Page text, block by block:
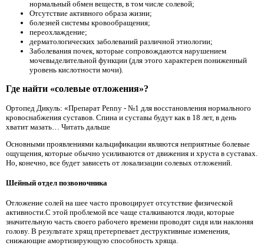
нормальный обмен веществ, в том числе солевой;
Отсутствие активного образа жизни;
болезней системы кровообращения;
переохлаждение;
дерматологических заболеваний различной этиологии;
Заболевания почек, которые сопровождаются нарушением
мочевыделительной функции (для этого характерен пониженный
уровень кислотности мочи).
Где найти «солевые отложения»?
Ортопед Дикуль: «Препарат Penny - №1 для восстановления нормального
кровоснабжения суставов. Спина и суставы будут как в 18 лет, в день
хватит мазать… Читать дальше
Основными проявлениями кальцификации являются неприятные болевые
ощущения, которые обычно усиливаются от движения и хруста в суставах.
Но, конечно, все будет зависеть от локализации солевых отложений.
Шейный отдел позвоночника
Отложение солей на шее часто провоцирует отсутствие физической
активности.С этой проблемой все чаще сталкиваются люди, которые
значительную часть своего рабочего времени проводят сидя или наклоняя
голову. В результате хрящ претерпевает деструктивные изменения,
снижающие амортизирующую способность хряща.